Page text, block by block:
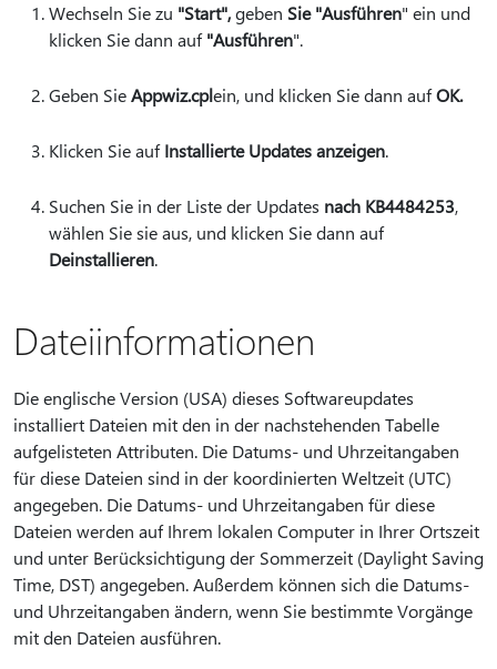
Wechseln Sie zu "Start",geben Sie "Ausführen" ein und
klicken Sie dann auf"Ausführen".
Geben SieAppwiz.cplein, und klicken Sie dann aufOK.
Klicken Sie aufInstallierte Updates anzeigen.
Suchen Sie in der Liste der Updates nach KB4484253,
wählen Sie sie aus, und klicken Sie dann auf
Deinstallieren.
Dateiinformationen
Die englische Version (USA) dieses Softwareupdates
installiert Dateien mit den in der nachstehenden Tabelle
aufgelisteten Attributen. Die Datums- und Uhrzeitangaben
für diese Dateien sind in der koordinierten Weltzeit (UTC)
angegeben. Die Datums- und Uhrzeitangaben für diese
Dateien werden auf Ihrem lokalen Computer in Ihrer Ortszeit
und unter Berücksichtigung der Sommerzeit (Daylight Saving
Time, DST) angegeben. Außerdem können sich die Datums-
und Uhrzeitangaben ändern, wenn Sie bestimmte Vorgänge
mit den Dateien ausführen.